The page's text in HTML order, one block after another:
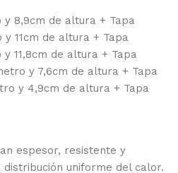
8,9cm de altura + Tapa
11cm de altura + Tapa
11,8cm de altura + Tapa
y 7,6cm de altura + Tapa
y 4,9cm de altura + Tapa
espesor, resistente y
distribución uniforme del calor.